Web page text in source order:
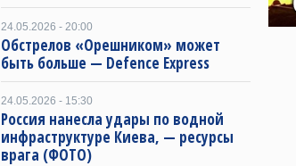
24.05.2026 - 20:00
Обстрелов «Орешником» может
быть больше — Defence Express
24.05.2026 - 15:30
Россия нанесла удары по водной
инфраструктуре Киева, — ресурсы
врага (ФОТО)